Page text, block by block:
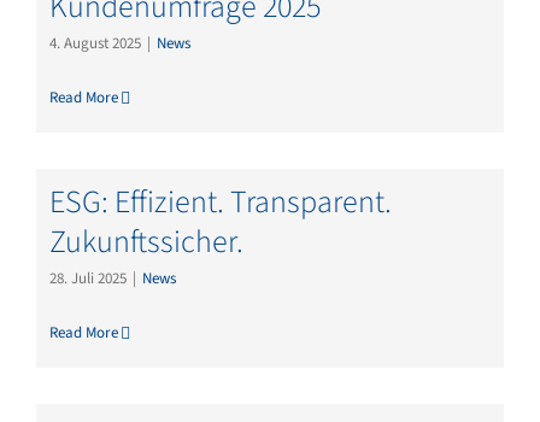
4. August 2025 | News
Read More
ESG: Effizient. Transparent.
Zukunftssicher.
28. Juli 2025 | News
Read More